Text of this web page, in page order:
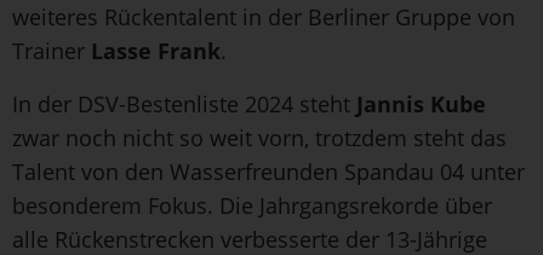
weiteres Rückentalent in der Berliner Gruppe von
Trainer Lasse Frank.
In der DSV-Bestenliste 2024 steht Jannis Kube
zwar noch nicht so weit vorn, trotzdem steht das
Talent von den Wasserfreunden Spandau 04 unter
besonderem Fokus. Die Jahrgangsrekorde über
alle Rückenstrecken verbesserte der 13-Jährige